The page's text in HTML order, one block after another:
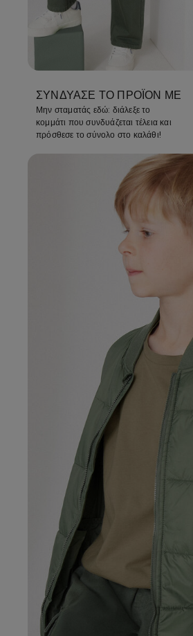
ΣΥΝΔΎΑΣΕ ΤΟ ΠΡΟΪΌΝ ΜΕ
Μην σταματάς εδώ: διάλεξε το
κομμάτι που συνδυάζεται τέλεια και
πρόσθεσε το σύνολο στο καλάθι!